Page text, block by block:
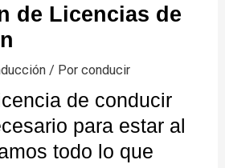
de Licencias de
/ Porconducir
de conducir
para estar al
todo lo que